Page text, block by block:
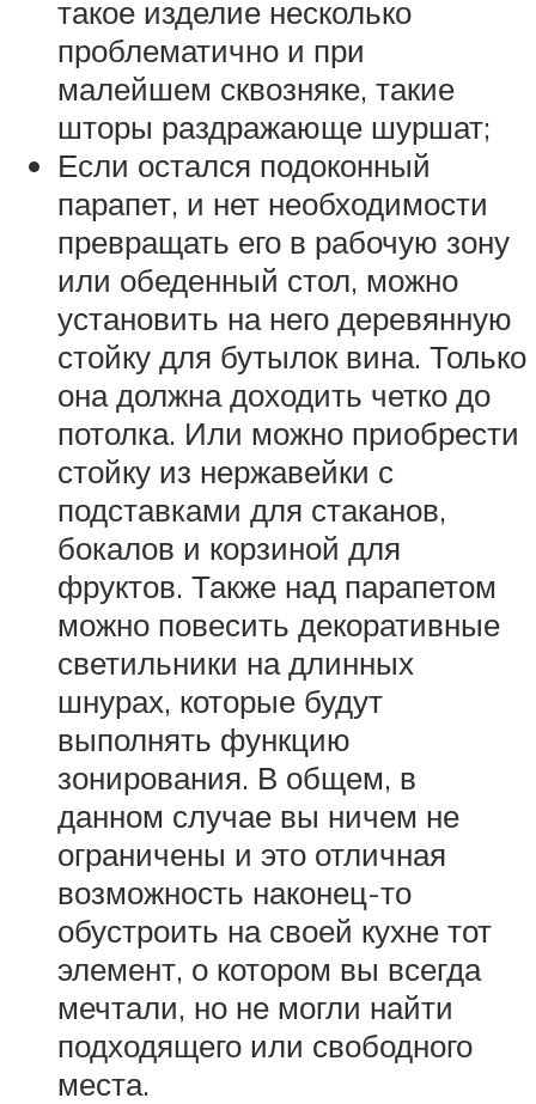
такое изделие несколько
проблематично и при
малейшем сквозняке, такие
шторы раздражающе шуршат;
Если остался подоконный
парапет, и нет необходимости
превращать его в рабочую зону
или обеденный стол, можно
установить на него деревянную
стойку для бутылок вина. Только
она должна доходить четко до
потолка. Или можно приобрести
стойку из нержавейки с
подставками для стаканов,
бокалов и корзиной для
фруктов. Также над парапетом
можно повесить декоративные
светильники на длинных
шнурах, которые будут
выполнять функцию
зонирования. В общем, в
данном случае вы ничем не
ограничены и это отличная
возможность наконец-то
обустроить на своей кухне тот
элемент, о котором вы всегда
мечтали, но не могли найти
подходящего или свободного
места.